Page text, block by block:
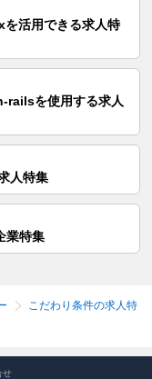
活用できる求人特
railsを使用する求人
人特集
業特集
こだわり条件の求人特
せ